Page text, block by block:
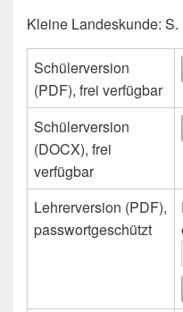
Kleine Landeskunde: S.
Schülerversion
(PDF), frei verfügbar
Schülerversion
(DOCX), frei
verfügbar
Lehrerversion (PDF),
passwortgeschützt